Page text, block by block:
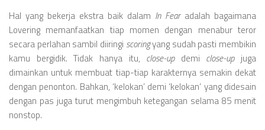
Hal yang bekerja ekstra baik dalam In Fearadalah bagaimana
Lovering memanfaatkan tiap momen dengan menabur teror
secara perlahan sambil diiringi scoringyang sudah pasti membikin
kamu bergidik. Tidak hanya itu, close-up demi close-up juga
dimainkan untuk membuat tiap-tiap karakternya semakin dekat
dengan penonton. Bahkan, ‘kelokan’ demi ‘kelokan’ yang didesain
dengan pas juga turut mengimbuh ketegangan selama 85 menit
nonstop.